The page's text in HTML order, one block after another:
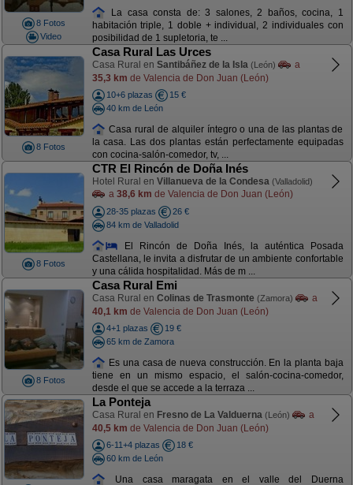
8 Fotos
Video
La casa consta de: 3 salones, 2 baños, cocina, 1
habitación triple, 1 doble + individual, 2 individuales con
posibilidad de 1 supletoria, te ...
8 Fotos
Casa Rural Las Urces
Casa Rural en Santibáñez de la Isla (León)
a
35,3 km de Valencia de Don Juan (León)
10+6 plazas
15 €
40 km de León
Casa rural de alquiler íntegro o una de las plantas de
la casa. Las dos plantas están perfectamente equipadas
con cocina-salón-comedor, tv, ...
8 Fotos
CTR El Rincón de Doña Inés
Hotel Rural en Villanueva de la Condesa (Valladolid)
a 38,6 km de Valencia de Don Juan (León)
28-35 plazas
26 €
84 km de Valladolid
El Rincón de Doña Inés, la auténtica Posada
Castellana, le invita a disfrutar de un ambiente confortable
y una cálida hospitalidad. Más de m ...
8 Fotos
Casa Rural Emi
Casa Rural en Colinas de Trasmonte (Zamora)
a
40,1 km de Valencia de Don Juan (León)
4+1 plazas
19 €
65 km de Zamora
Es una casa de nueva construcción. En la planta baja
tiene en un mismo espacio, el salón-cocina-comedor,
desde el que se accede a la terraza ...
La Ponteja
Casa Rural en Fresno de La Valduerna (León)
a
40,5 km de Valencia de Don Juan (León)
6-11+4 plazas
18 €
60 km de León
Una casa maragata en el valle del Duerna